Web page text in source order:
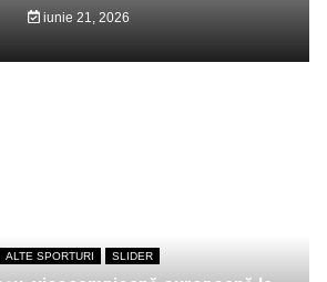
iunie 21, 2026
ALTE SPORTURI SLIDER